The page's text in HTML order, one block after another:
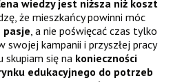
wiedzy jest niższa niż koszt
że mieszkańcy powinni móc
pasje, a nie poświęcać czas tylko
swojej kampanii i przyszłej pracy
skupiam się na konieczności
edukacyjnego do potrzeb